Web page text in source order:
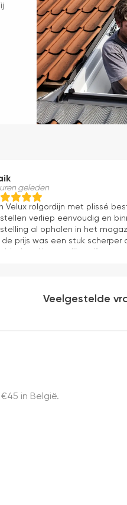
uren geleden
Velux rolgordijn met plissé
verliep eenvoudig en
al ophalen in het
de prijs was een stuk scherper
Het gordijn zelf mag
Veelgestelde
in België.